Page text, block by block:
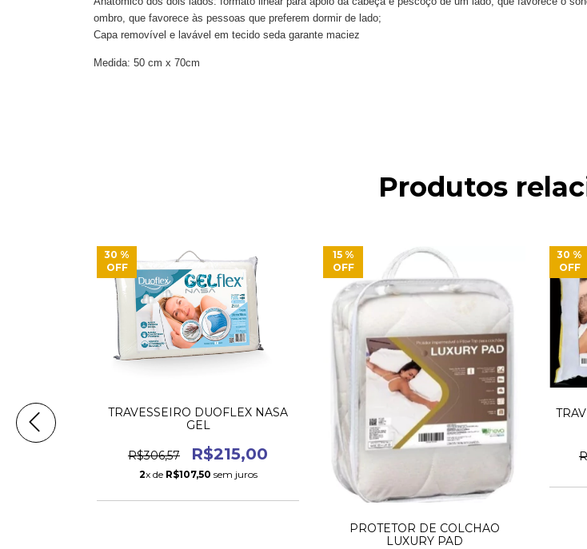
ombro, que favorece às pessoas que preferem dormir de lado;
Capa removível e lavável em tecido seda garante maciez
Medida: 50 cm x 70cm
Produtos
30 %
OFF
TRAVESSEIRO DUOFLEX NASA
GEL
R$306,57 R$215,00
2x de R$107,50 sem juros
15 %
OFF
PROTETOR DE COLCHAO
LUXURY PAD
30 %
OFF